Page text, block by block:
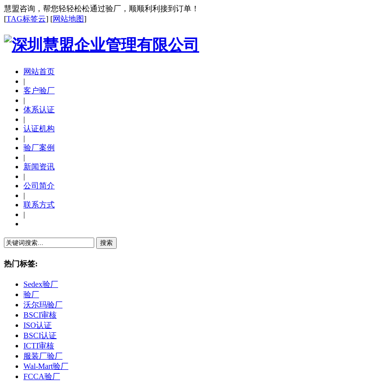
慧盟咨询，帮您轻轻松松通过验厂，顺顺利利接到订单！
[TAG标签云] [网站地图]
网站首页
|
客户验厂
|
体系认证
|
认证机构
|
验厂案例
|
新闻资讯
|
公司简介
|
联系方式
|
热门标签:
Sedex验厂
验厂
沃尔玛验厂
BSCI审核
ISO认证
BSCI认证
ICTI审核
服装厂验厂
Wal-Mart验厂
FCCA验厂